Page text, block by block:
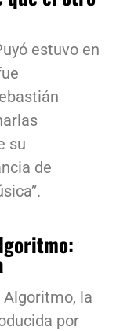
estuvo en
su
de
la
por